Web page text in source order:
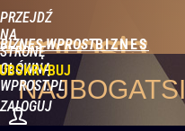
PRZEJDŹ
NA
STRONĘ
GŁÓWNĄ
WPROST.PL
BIZNES WPROST
ZALOGUJ
NAJBOGATSI